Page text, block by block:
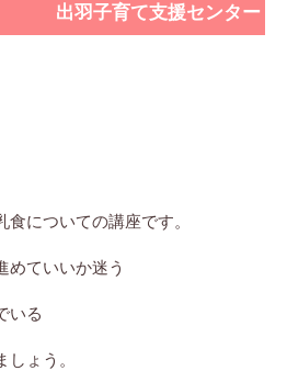
出羽子育て支援センター
についての講座です。
めていいか迷う
いる
ょう。